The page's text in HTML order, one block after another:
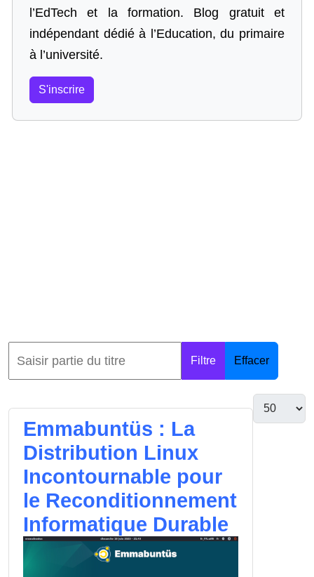
l’EdTech et la formation. Blog gratuit et
indépendant dédié à l’Education, du primaire
à l’université.
S'inscrire
Filtre Effacer
Emmabuntüs : La
Distribution Linux
Incontournable pour
le Reconditionnement
Informatique Durable